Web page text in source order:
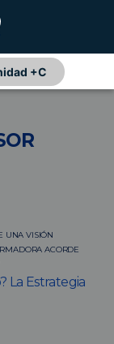
+C
UNA VISIÓN
ACORDE
La Estrategia